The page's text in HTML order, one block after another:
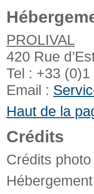
PROLIVAL
420 Rue
Tel : +33
Email :
Haut de la
Crédits
Crédits